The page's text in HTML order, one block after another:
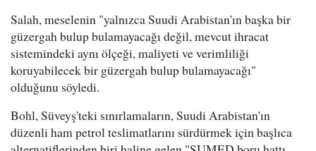
Salah, meselenin "yalnızca Suudi Arabistan'ın başka bir
güzergah bulup bulamayacağı değil, mevcut ihracat
sistemindeki aynı ölçeği, maliyeti ve verimliliği
koruyabilecek bir güzergah bulup bulamayacağı"
olduğunu söyledi.
Bohl, Süveyş'teki sınırlamaların, Suudi Arabistan'ın
düzenli ham petrol teslimatlarını sürdürmek için başlıca